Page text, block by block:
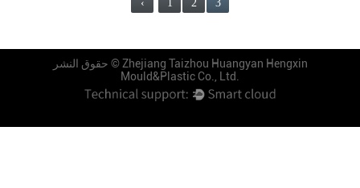
‹ 1 2 3
حقوق النشر ©Zhejiang Taizhou Huangyan Hengxin
Mould&Plastic Co., Ltd.